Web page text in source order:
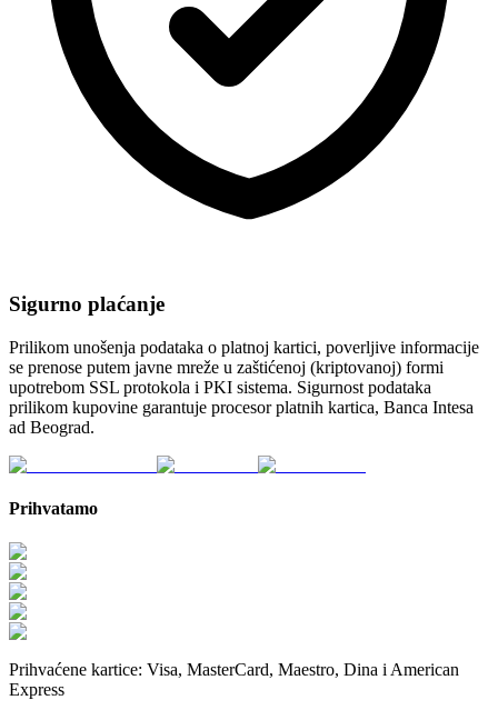
Sigurno plaćanje
Prilikom unošenja podataka o platnoj kartici, poverljive informacije
se prenose putem javne mreže u zaštićenoj (kriptovanoj) formi
upotrebom SSL protokola i PKI sistema. Sigurnost podataka
prilikom kupovine garantuje procesor platnih kartica, Banca Intesa
ad Beograd.
Prihvatamo
Prihvaćene kartice: Visa, MasterCard, Maestro, Dina i American
Express